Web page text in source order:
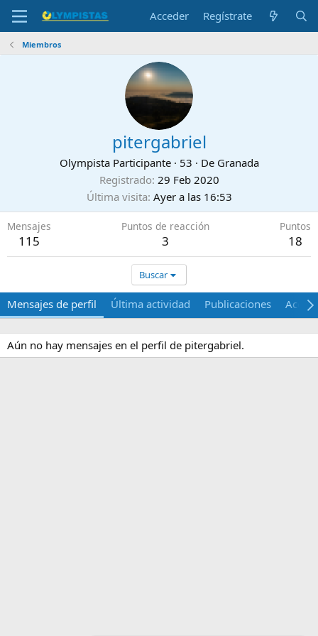
Acceder Regístrate
Miembros
pitergabriel
Olympista Participante · 53 · De Granada
Registrado 29 Feb 2020
Última visita Ayer a las 16:53
Mensajes
115
Puntos de reacción
3
Puntos
18
Buscar
Mensajes de perfil Última actividad Publicaciones Acerca
Aún no hay mensajes en el perfil de pitergabriel.